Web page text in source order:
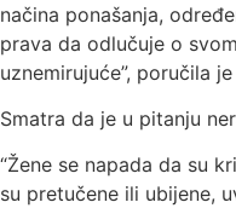
načina ponašanja,
prava da odlučuje o
uznemirujuće”, poručila je
Smatra da je u pitanju
“Žene se napada da su
su pretučene ili ubijene,